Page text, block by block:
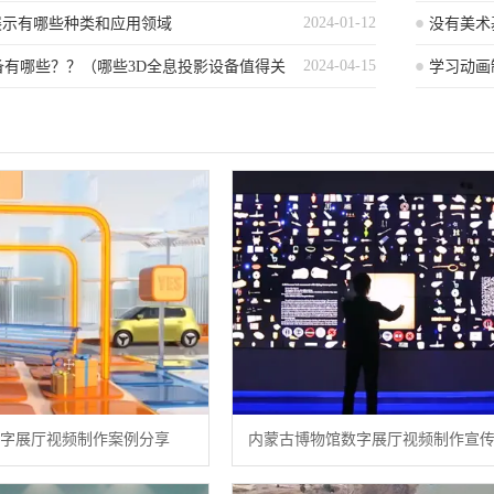
2024-01-12
有哪些种类和应用领域 没有美
2024-04-15
有哪些？？（哪些3D全息投影设备值得关 学习动
展厅视频制作案例分享 内蒙古博物馆数字展厅视频制作宣